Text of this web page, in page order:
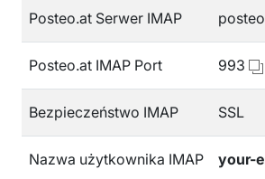
Posteo.at Serwer IMAP
Posteo.at IMAP Port 993
Bezpieczeństwo IMAP SSL
Nazwa użytkownika IMAP your-